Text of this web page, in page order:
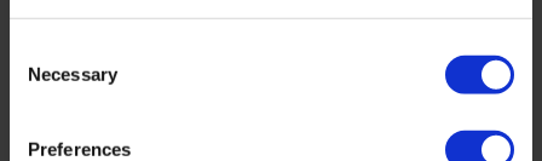
Selection
Necessary
Preferences
Eco - 500ml
Een volwaardige set van de